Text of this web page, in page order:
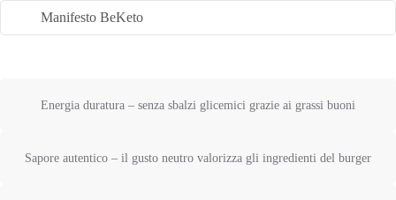
Manifesto BeKeto
Energia duratura – senza sbalzi glicemici grazie ai grassi buoni
Sapore autentico – il gusto neutro valorizza gli ingredienti del burger